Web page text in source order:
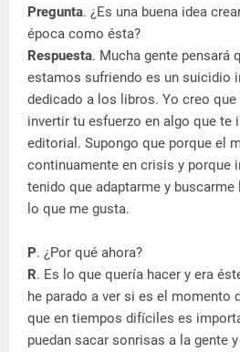
Pregunta. ¿Es una buena idea
época como ésta?
Respuesta. Mucha gente pensará
estamos sufriendo es un suicidio
dedicado a los libros. Yo creo
invertir tu esfuerzo en algo que te
editorial. Supongo que porque el
continuamente en crisis y porque
tenido que adaptarme y buscarme
lo que me gusta.
P. ¿Por qué ahora?
R. Es lo que quería hacer y era
he parado a ver si es el momento
que en tiempos difíciles es
puedan sacar sonrisas a la gente